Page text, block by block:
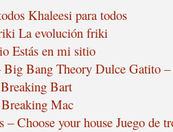
Khaleesi para todos
La evolución friki
Estás en mi sitio
Dulce Gatito
Breaking Bart
Breaking Mac
Juego de